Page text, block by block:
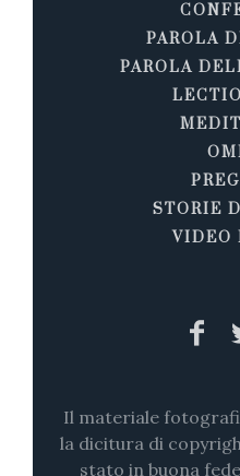
PAROLA
PAROLA
STORIE
VIDEO
Il materiale
la dicitura di
stato in buona